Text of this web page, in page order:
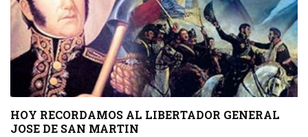
HOY RECORDAMOS AL LIBERTADOR GENERAL
JOSE DE SAN MARTIN